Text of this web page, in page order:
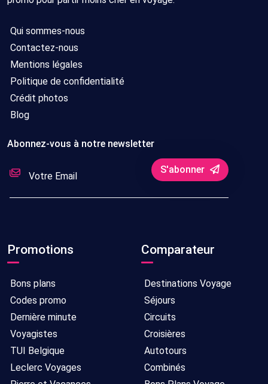
Qui sommes-nous
Contactez-nous
Mentions légales
Politique de confidentialité
Crédit photos
Blog
Abonnez-vous à notre newsletter
S'abonner
Promotions
Bons plans
Codes promo
Dernière minute
Voyagistes
TUI Belgique
Leclerc Voyages
Comparateur
Destinations Voyage
Séjours
Circuits
Croisières
Autotours
Combinés